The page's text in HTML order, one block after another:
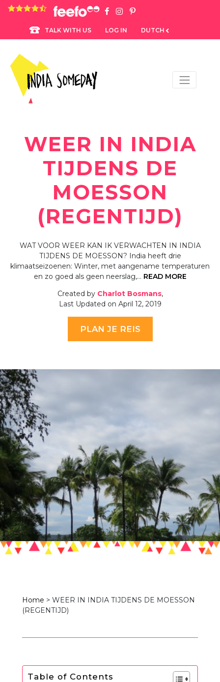
4.8 rating based on 1,234 ratings
TALK WITH US LOG IN DUTCH
WEER IN INDIA
TIJDENS DE
MOESSON
(REGENTIJD)
WAT VOOR WEER KAN IK VERWACHTEN IN INDIA
TIJDENS DE MOESSON? India heeft drie
klimaatseizoenen: Winter, met aangename temperaturen
en zo goed als geen neerslag,… READ MORE
Created by Charlot Bosmans,
Last Updated on April 12, 2019
PLAN JE REIS
Home > WEER IN INDIA TIJDENS DE MOESSON
(REGENTIJD)
Table of Contents